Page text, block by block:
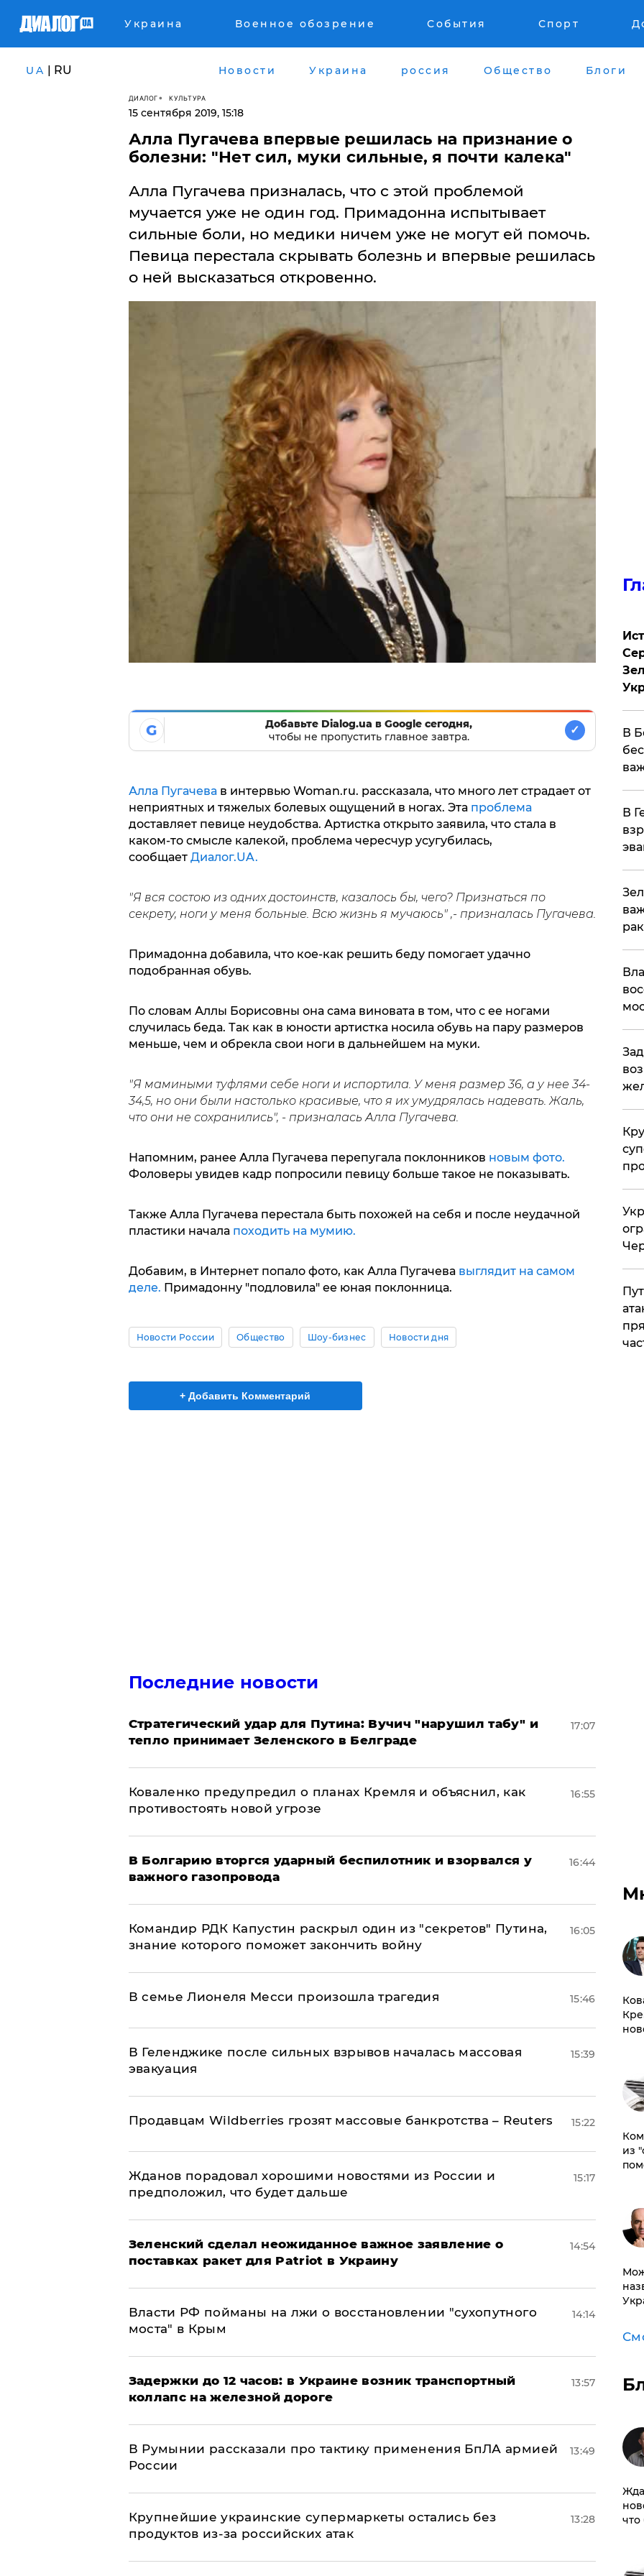
Украина Военное обозрение События Спорт
UA | RU Новости Украина россия Общество Блоги
ДИАЛОГ КУЛЬТУРА
15 сентября 2019, 15:18
Алла Пугачева впервые решилась на признание о
болезни: "Нет сил, муки сильные, я почти калека"
Алла Пугачева призналась, что с этой проблемой
мучается уже не один год. Примадонна испытывает
сильные боли, но медики ничем уже не могут ей помочь.
Певица перестала скрывать болезнь и впервые решилась
о ней высказаться откровенно.
G
Добавьте Dialog.ua в Google сегодня,
чтобы не пропустить главное завтра.
✓
Алла Пугачевав интервью Woman.ru. рассказала, что много лет страдает от
неприятных и тяжелых болевых ощущений в ногах. Эта проблема
доставляет певице неудобства. Артистка открыто заявила, что стала в
каком-то смысле калекой, проблема чересчур усугубилась,
сообщает Диалог.UA.
"Я вся состою из одних достоинств, казалось бы, чего? Признаться по
секрету, ноги у меня больные. Всю жизнь я мучаюсь" ,- призналась Пугачева.
Примадонна добавила, что кое-как решить беду помогает удачно
подобранная обувь.
По словам Аллы Борисовны она сама виновата в том, что с ее ногами
случилась беда. Так как в юности артистка носила обувь на пару размеров
меньше, чем и обрекла свои ноги в дальнейшем на муки.
"Я мамиными туфлями себе ноги и испортила. У меня размер 36, а у нее 34-
34,5, но они были настолько красивые, что я их умудрялась надевать. Жаль,
что они не сохранились", - призналась Алла Пугачева.
Напомним, ранее Алла Пугачева перепугала поклонников новым фото.
Фоловеры увидев кадр попросили певицу больше такое не показывать.
Также Алла Пугачева перестала быть похожей на себя и после неудачной
пластики начала походить на мумию.
Добавим, в Интернет попало фото, как Алла Пугачева выглядит на самом
деле. Примадонну "подловила" ее юная поклонница.
Новости России Общество Шоу-бизнес Новости дня
+ Добавить Комментарий
Последние новости
Стратегический удар для Путина: Вучич "нарушил табу" и
тепло принимает Зеленского в Белграде
17:07
Коваленко предупредил о планах Кремля и объяснил, как
противостоять новой угрозе
16:55
В Болгарию вторгся ударный беспилотник и взорвался у
важного газопровода
16:44
Командир РДК Капустин раскрыл один из "секретов" Путина,
знание которого поможет закончить войну
16:05
В семье Лионеля Месси произошла трагедия 15:46
В Геленджике после сильных взрывов началась массовая
эвакуация
15:39
Продавцам Wildberries грозят массовые банкротства – Reuters 15:22
Жданов порадовал хорошими новостями из России и
предположил, что будет дальше
15:17
Зеленский сделал неожиданное важное заявление о
поставках ракет для Patriot в Украину
14:54
Власти РФ пойманы на лжи о восстановлении "сухопутного
моста" в Крым
14:14
Задержки до 12 часов: в Украине возник транспортный
коллапс на железной дороге
13:57
В Румынии рассказали про тактику применения БпЛА армией
России
13:49
Крупнейшие украинские супермаркеты остались без
продуктов из-за российских атак
13:28
В
В
из
что